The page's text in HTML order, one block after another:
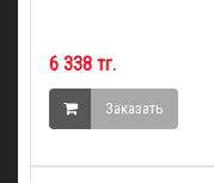
6 338 тг.
Заказать